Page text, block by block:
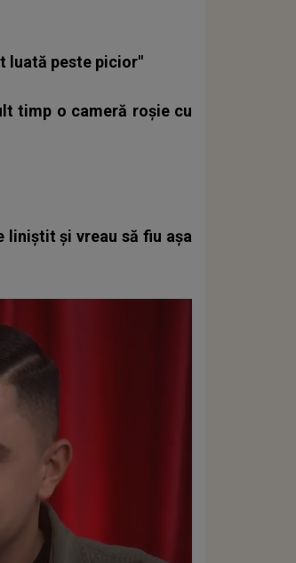
luată peste picior"
timp o cameră roșie cu
liniștit și vreau să fiu așa